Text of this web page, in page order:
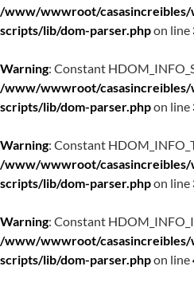
/www/wwwroot/
scripts/lib/dom-parser.phpon line
Warning: Constant
/www/wwwroot/
scripts/lib/dom-parser.phpon line
Warning: Constant
/www/wwwroot/
scripts/lib/dom-parser.phpon line
Warning: Constant
/www/wwwroot/
scripts/lib/dom-parser.phpon line